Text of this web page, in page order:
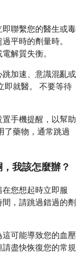
聯繫您的醫生或毒
平時的劑量時。
解質失衡。
加速、意識混亂或
即就醫。 不要等待
手機提醒，以幫助
了藥物，通常跳過
我該怎麼辦？
您想起時立即服
，請跳過錯過的劑
可能導致您的血壓
盡快恢復您的常規